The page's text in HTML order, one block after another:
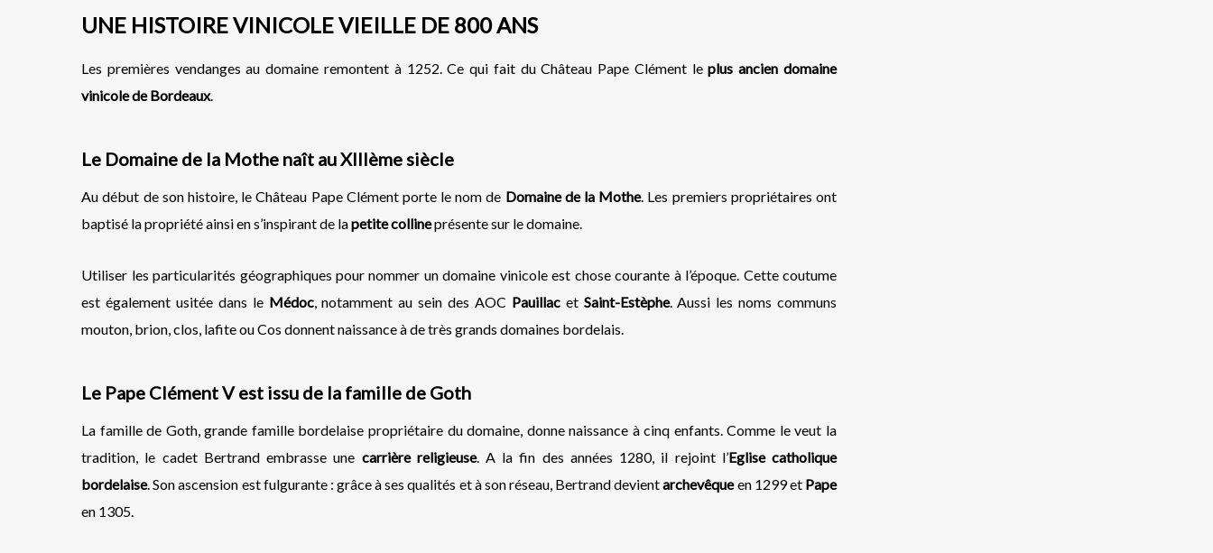
UNE HISTOIRE VINICOLE VIEILLE DE 800 ANS
Les premières vendanges au domaine remontent à 1252. Ce qui fait du Château Pape Clément leplus ancien domaine
vinicole de Bordeaux.
Le Domaine de la Mothe naît au XIIIème siècle
Au début de son histoire, le Château Pape Clément porte le nom de Domaine de la Mothe. Les premiers propriétaires ont
baptisé la propriété ainsi en s’inspirant de lapetite collineprésente sur le domaine.
Utiliser les particularités géographiques pour nommer un domaine vinicole est chose courante à l’époque. Cette coutume
est également usitée dans le Médoc, notamment au sein des AOC Pauillacet Saint-Estèphe. Aussi les noms communs
mouton, brion, clos, lafite ou Cos donnent naissance à de très grands domaines bordelais.
Le Pape Clément V est issu de la famille de Goth
La famille de Goth, grande famille bordelaise propriétaire du domaine, donne naissance à cinq enfants. Comme le veut la
tradition, le cadet Bertrand embrasse une carrière religieuse. A la fin des années 1280, il rejoint l’Eglise catholique
bordelaise. Son ascension est fulgurante : grâce à ses qualités et à son réseau, Bertrand devientarchevêqueen 1299 et Pape
en 1305.